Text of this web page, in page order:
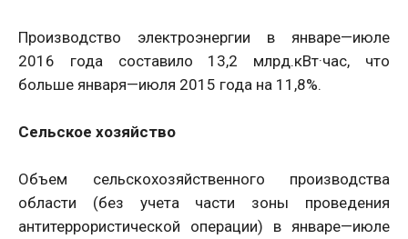
Производство электроэнергии в январе—июле
2016 года составило 13,2 млрд.кВт·час, что
больше января—июля 2015 года на 11,8%.
Сельское хозяйство
Объем сельскохозяйственного производства
области (без учета части зоны проведения
антитеррористической операции) в январе—июле